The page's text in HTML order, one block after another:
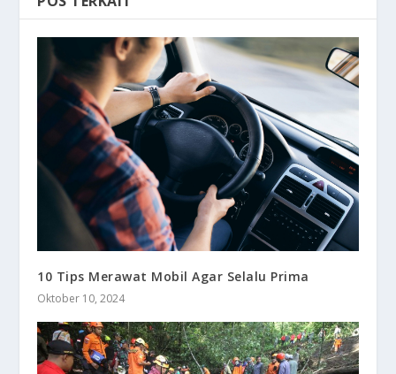
10 Tips Merawat Mobil Agar Selalu Prima
Oktober 10, 2024